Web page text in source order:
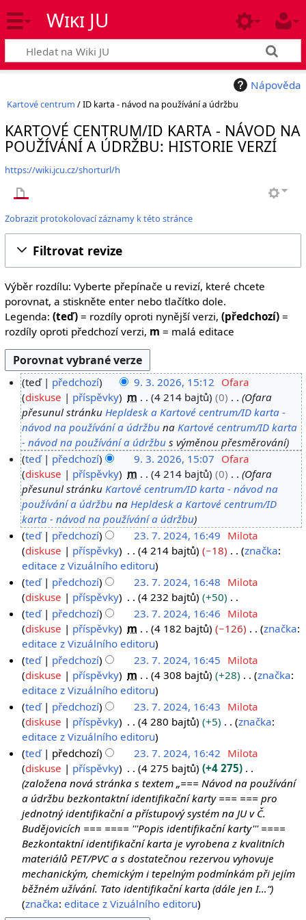
Wiki JU
Nápověda
Kartové centrum / ID karta - návod na používání a údržbu
KARTOVÉ CENTRUM/ID KARTA - NÁVOD NA
POUŽÍVÁNÍ A ÚDRŽBU: HISTORIE VERZÍ
https://wiki.jcu.cz/shorturl/h
Zobrazit protokolovací záznamy k této stránce
Filtrovat revize
Výběr rozdílu: Vyberte přepínače u revizí, které chcete
porovnat, a stiskněte enter nebo tlačítko dole.
Legenda: (teď)= rozdíly oproti nynější verzi, (předchozí)=
rozdíly oproti předchozí verzi, m = malá editace
2
teď předchozí 9. 3. 2026, 15:12 Ofara
diskuse
příspěvky m 4 214 bajtů 0
Ofara
přesunul stránkuHepldesk a Kartové centrum/ID karta -
návod na používání a údržbu naKartové centrum/ID karta
- návod na používání a údržbu s výměnou přesměrování
teď
předchozí 9. 3. 2026, 15:07 Ofara
diskuse
příspěvky m 4 214 bajtů 0
Ofara
přesunul stránkuKartové centrum/ID karta - návod na
používání a údržbu naHepldesk a Kartové centrum/ID
karta - návod na používání a údržbu
2
teď předchozí 23. 7. 2024, 16:49 Milota
diskuse
příspěvky 4 214 bajtů
−18
B
e
z
s
h
r
n
u
t
í
e
d
t
a
c
e
značka:
editace z Vizuálního editoru
teď
předchozí 23. 7. 2024, 16:48 Milota
diskuse
příspěvky 4 232 bajtů
+50
B
e
z
s
h
r
n
u
t
í
e
d
i
t
a
c
teď předchozí 23. 7. 2024, 16:46 Milota
diskuse
příspěvky m 4 182 bajtů
−126
B
e
z
s
h
r
n
u
t
í
e
d
i
t
a
c
e
značka:
editace z Vizuálního editoru
teď
předchozí 23. 7. 2024, 16:45 Milota
diskuse
příspěvky m 4 308 bajtů
+28
B
e
z
s
h
r
n
u
t
í
e
d
i
t
a
c
značka:
editace z Vizuálního editoru
teď
předchozí 23. 7. 2024, 16:43 Milota
diskuse
příspěvky 4 280 bajtů
+5
B
e
z
s
h
r
n
u
t
í
e
d
i
značka:
editace z Vizuálního editoru
teď
předchozí 23. 7. 2024, 16:42 Milota
diskuse
příspěvky 4 275 bajtů
+4 275
založena nová stránka s textem „=== Návod na používání
a údržbu bezkontaktní identifikační karty === === pro
jednotný identifikační a přístupový systém na JU v Č.
Budějovicích === ==== '''Popis identifikační karty''' ====
Bezkontaktní identifikační karta je vyrobena z kvalitních
materiálů PET/PVC a s dostatečnou rezervou vyhovuje
mechanickým, chemickým i tepelným podmínkám při jejím
běžném užívání. Tato identifikační karta (dále jen I…“
značka:editace z Vizuálního editoru